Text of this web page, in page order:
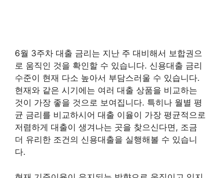
6월 3주차 대출 금리는 지난 주 대비해서 보합권으
로 움직인 것을 확인할 수 있습니다. 신용대출 금리
수준이 현재 다소 높아서 부담스러울 수 있습니다.
현재와 같은 시기에는 여러 대출 상품을 비교하는
것이 가장 좋을 것으로 보여집니다. 특히나 월별 평
균 금리를 비교하시어 대출 이율이 가장 평균적으로
저렴하게 대출이 생겨나는 곳을 찾으신다면, 조금
더 유리한 조건의 신용대출을 실행해볼 수 있습니
다.